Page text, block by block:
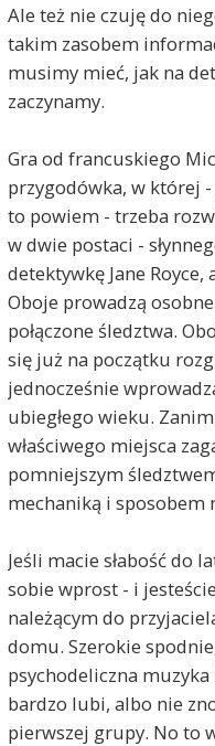
Ale też nie czuję do
takim zasobem
musimy mieć, jak na
zaczynamy.
Gra od francuskiego
przygodówka, w której -
to powiem - trzeba
w dwie postaci -
detektywkę Jane
Oboje prowadzą
połączone śledztwa.
się już na początku
jednocześnie
ubiegłego wieku.
właściwego miejsca
pomniejszym
mechaniką i sposobem
Jeśli macie słabość do
sobie wprost - i
należącym do
domu. Szerokie
psychodeliczna
bardzo lubi, albo nie
pierwszej grupy. No to